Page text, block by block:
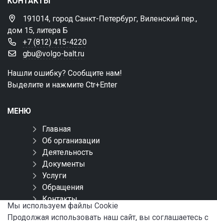
191014, город Санкт-Петербург, Виленский пер.,
дом 15, литера Б
+7 (812) 415-4220
gbu@volgo-balt.ru
Нашли ошибку? Сообщите нам!
Выделите и нажмите Ctr+Enter
МЕНЮ
Главная
Об организации
Деятельность
Документы
Услуги
Обращения
Контакты
Карта сайта
Мы используем файлы Сookie
Продолжая использовать наш сайт, вы соглашаетесь с